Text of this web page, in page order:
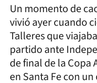
Un momento de
vivió ayer cuando
Talleres que
partido ante
de final de la Copa
en Santa Fe con